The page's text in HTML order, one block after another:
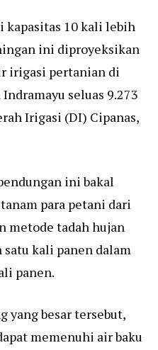
kapasitas 10 kali lebih
ini diproyeksikan
irigasi pertanian di
seluas 9.273
Irigasi (DI) Cipanas,
ini bakal
para petani dari
metode tadah hujan
kali panen dalam
panen.
yang besar tersebut,
memenuhi air baku